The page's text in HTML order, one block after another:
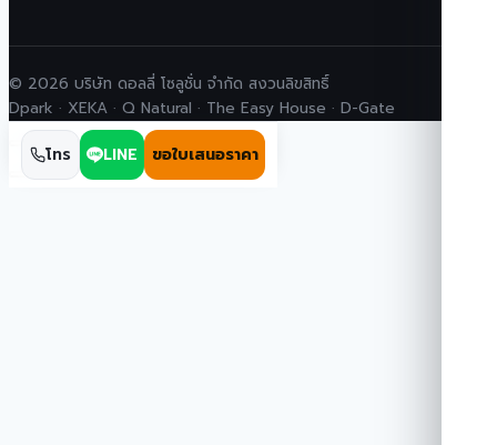
© 2026 บริษัท ดอลลี่ โซลูชั่น จำกัด สงวนลิขสิทธิ์
Dpark · XEKA · Q Natural · The Easy House · D-Gate
โทร LINE ขอใบเสนอราคา